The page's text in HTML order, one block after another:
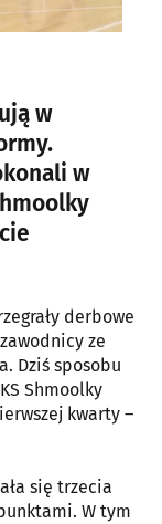
w
w
derbowe
ze
Dziś sposobu
Shmoolky
kwarty –
się trzecia
W tym